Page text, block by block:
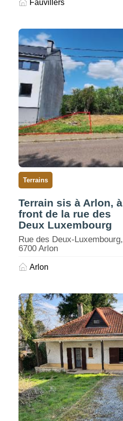
Fauvillers
Terrains
Terrain sis à Arlon, à
front de la rue des
Deux Luxembourg
Rue des Deux-Luxembourg,
6700 Arlon
Arlon